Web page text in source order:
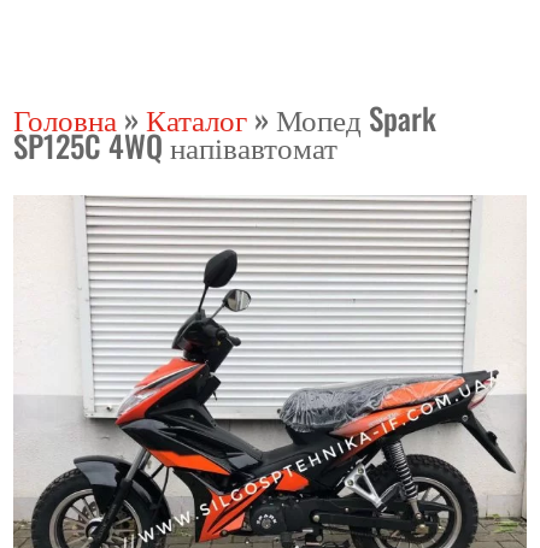
Головна »Каталог»Мопед Spark
SP125C 4WQ напівавтомат